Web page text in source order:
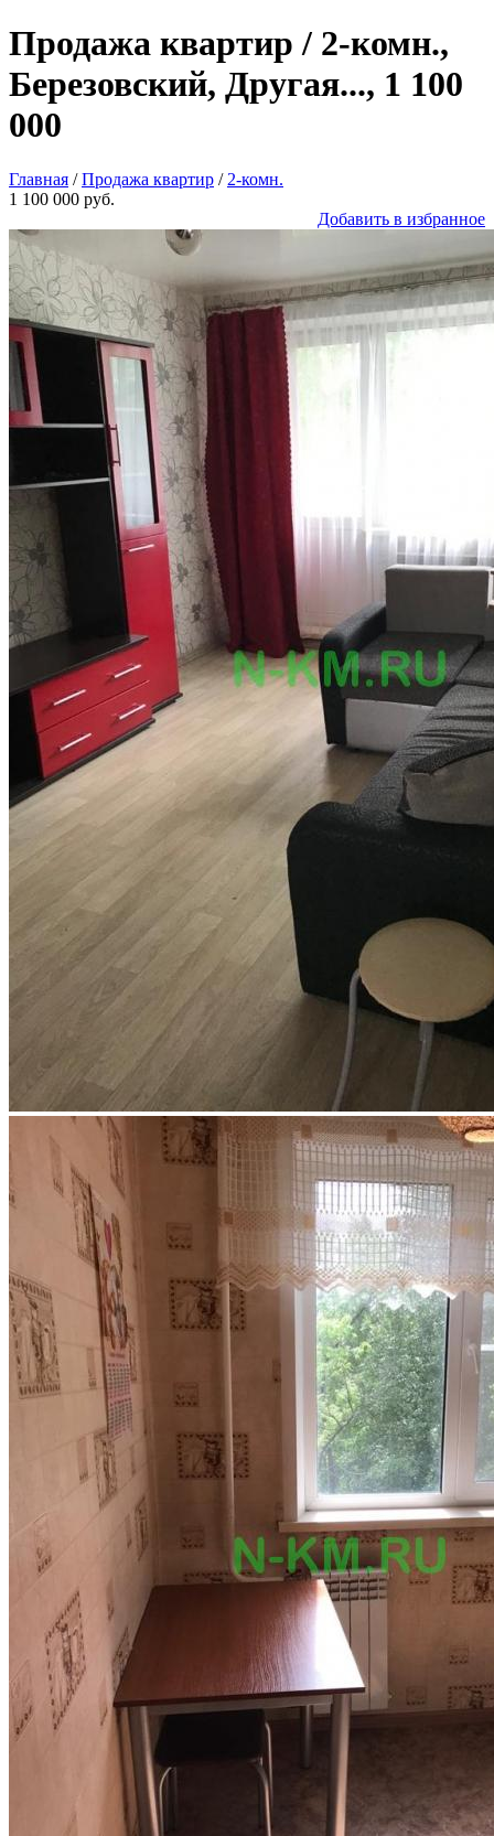
Продажа квартир / 2-комн.,
Березовский, Другая..., 1 100
000
Главная /Продажа квартир / 2-комн.
1 100 000 руб.
Добавить в избранное